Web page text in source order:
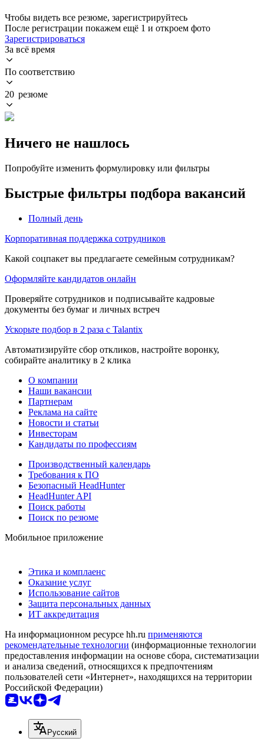
Чтобы видеть все резюме, зарегистрируйтесь
После регистрации покажем ещё 1 и откроем фото
Зарегистрироваться
За всё время
По соответствию
20 резюме
Ничего не нашлось
Попробуйте изменить формулировку или фильтры
Быстрые фильтры подбора вакансий
Полный день
Корпоративная поддержка сотрудников
Какой соцпакет вы предлагаете семейным сотрудникам?
Оформляйте кандидатов онлайн
Проверяйте сотрудников и подписывайте кадровые
документы без бумаг и личных встреч
Ускорьте подбор в 2 раза с Talantix
Автоматизируйте сбор откликов, настройте воронку,
собирайте аналитику в 2 клика
О компании
Наши вакансии
Партнерам
Реклама на сайте
Новости и статьи
Инвесторам
Кандидаты по профессиям
Производственный календарь
Требования к ПО
Безопасный HeadHunter
HeadHunter API
Поиск работы
Поиск по резюме
Мобильное приложение
Этика и комплаенс
Оказание услуг
Использование сайтов
Защита персональных данных
ИТ аккредитация
На информационном ресурсе hh.ru применяются
рекомендательные технологии (информационные технологии
предоставления информации на основе сбора, систематизации
и анализа сведений, относящихся к предпочтениям
пользователей сети «Интернет», находящихся на территории
Российской Федерации)
Русский